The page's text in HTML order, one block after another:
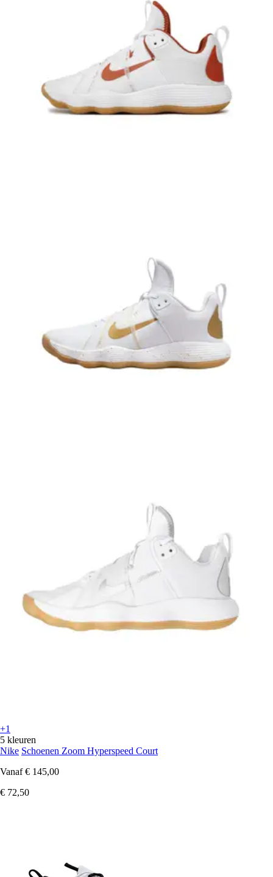
+1
5 kleuren
Nike Schoenen Zoom Hyperspeed Court
Vanaf € 145,00
€ 72,50